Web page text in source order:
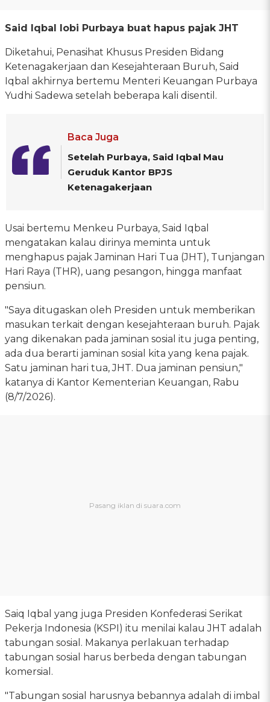
Said Iqbal lobi Purbaya buat hapus pajak JHT
Diketahui, Penasihat Khusus Presiden Bidang
Ketenagakerjaan dan Kesejahteraan Buruh, Said
Iqbal akhirnya bertemu Menteri Keuangan Purbaya
Yudhi Sadewa setelah beberapa kali disentil.
Baca Juga
Setelah Purbaya, Said Iqbal Mau
Geruduk Kantor BPJS
Ketenagakerjaan
Usai bertemu Menkeu Purbaya, Said Iqbal
mengatakan kalau dirinya meminta untuk
menghapus pajak Jaminan Hari Tua (JHT), Tunjangan
Hari Raya (THR), uang pesangon, hingga manfaat
pensiun.
"Saya ditugaskan oleh Presiden untuk memberikan
masukan terkait dengan kesejahteraan buruh. Pajak
yang dikenakan pada jaminan sosial itu juga penting,
ada dua berarti jaminan sosial kita yang kena pajak.
Satu jaminan hari tua, JHT. Dua jaminan pensiun,"
katanya di Kantor Kementerian Keuangan, Rabu
(8/7/2026).
Saiq Iqbal yang juga Presiden Konfederasi Serikat
Pekerja Indonesia (KSPI) itu menilai kalau JHT adalah
tabungan sosial. Makanya perlakuan terhadap
tabungan sosial harus berbeda dengan tabungan
komersial.
"Tabungan sosial harusnya bebannya adalah di imbal